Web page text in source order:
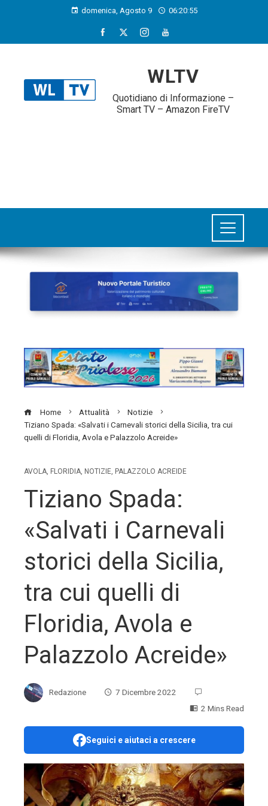
domenica, Agosto 9 06:20:56
WLTV
Quotidiano di Informazione –
Smart TV – Amazon FireTV
Home Attualità
Notizie
Tiziano Spada: «Salvati i Carnevali storici della Sicilia, tra cui
quelli di Floridia, Avola e Palazzolo Acreide»
AVOLA, FLORIDIA, NOTIZIE, PALAZZOLO ACREIDE
Tiziano Spada:
«Salvati i Carnevali
storici della Sicilia,
tra cui quelli di
Floridia, Avola e
Palazzolo Acreide»
Redazione
7 Dicembre 2022
2 Mins Read
Seguici e aiutaci a crescere